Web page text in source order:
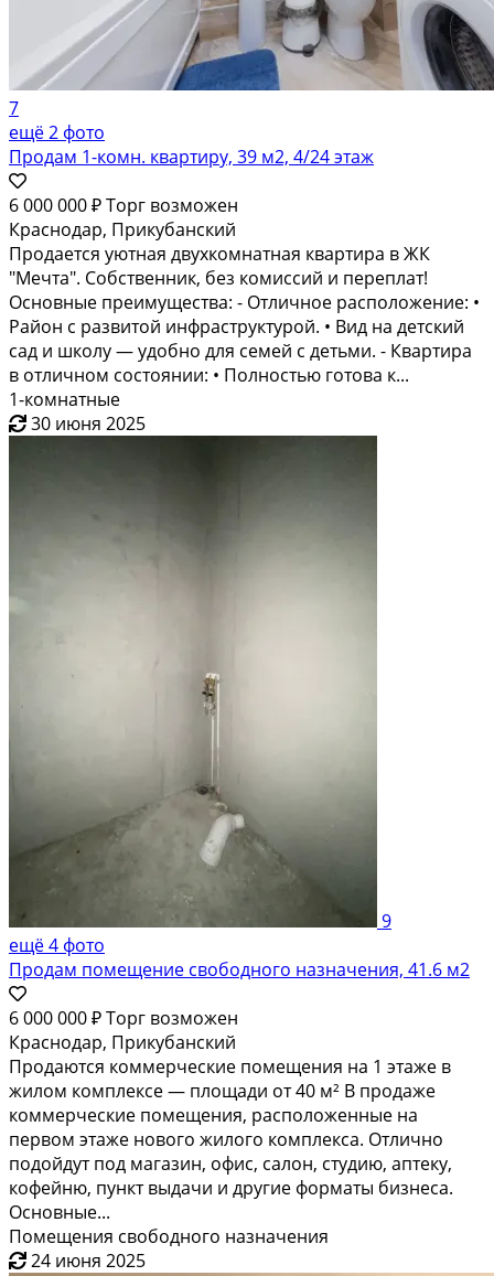
7
ещё 2 фото
Продам 1-комн. квартиру, 39 м2, 4/24 этаж
6 000 000 ₽Торг возможен
Краснодар, Прикубанский
Продается уютная двухкомнатная квартира в ЖК
"Мечта". Собственник, без комиссий и переплат!
Основные преимущества: - Отличное расположение: •
Район с развитой инфраструктурой. • Вид на детский
сад и школу — удобно для семей с детьми. - Квартира
в отличном состоянии: • Полностью готова к...
1-комнатные
30 июня 2025
9
ещё 4 фото
Продам помещение свободного назначения, 41.6 м2
6 000 000 ₽Торг возможен
Краснодар, Прикубанский
Продаются коммерческие помещения на 1 этаже в
жилом комплексе — площади от 40 м² В продаже
коммерческие помещения, расположенные на
первом этаже нового жилого комплекса. Отлично
подойдут под магазин, офис, салон, студию, аптеку,
кофейню, пункт выдачи и другие форматы бизнеса.
Основные...
Помещения свободного назначения
24 июня 2025